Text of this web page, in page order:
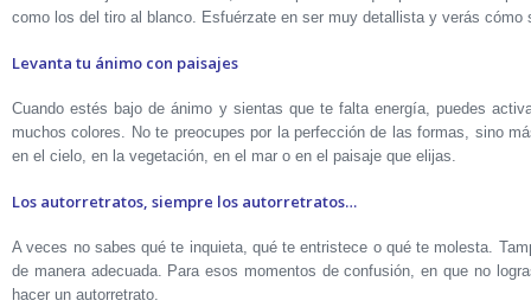
como los del tiro al blanco. Esfuérzate en ser muy detallista y verás cómo
Levanta tu ánimo con paisajes
Cuando estés bajo de ánimo y sientas que te falta energía, puedes
muchos colores. No te preocupes por la perfección de las formas, sino
en el cielo, en la vegetación, en el mar o en el paisaje que elijas.
Los autorretratos, siempre los autorretratos…
A veces no sabes qué te inquieta, qué te entristece o qué te molesta.
de manera adecuada. Para esos momentos de confusión, en que no
hacer un autorretrato.